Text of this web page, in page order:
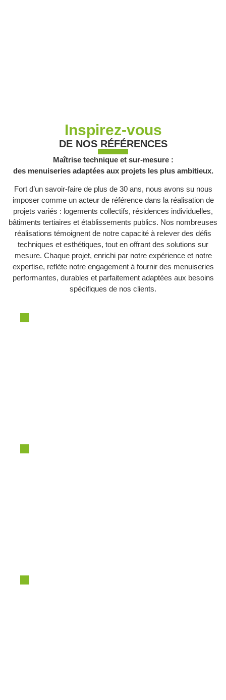
Inspirez-vous
DE NOS RÉFÉRENCES
Maîtrise technique et sur-mesure :
des menuiseries adaptées aux projets les plus ambitieux.
Fort d’un savoir-faire de plus de 30 ans, nous avons su nous
imposer comme un acteur de référence dans la réalisation de
projets variés : logements collectifs, résidences individuelles,
bâtiments tertiaires et établissements publics. Nos nombreuses
réalisations témoignent de notre capacité à relever des défis
techniques et esthétiques, tout en offrant des solutions sur
mesure. Chaque projet, enrichi par notre expérience et notre
expertise, reflète notre engagement à fournir des menuiseries
performantes, durables et parfaitement adaptées aux besoins
spécifiques de nos clients.